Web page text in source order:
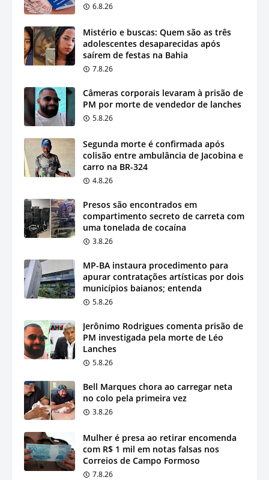
6.8.26
Mistério e buscas: Quem são as três
adolescentes desaparecidas após
saírem de festas na Bahia
7.8.26
Câmeras corporais levaram à prisão de
PM por morte de vendedor de lanches
5.8.26
Segunda morte é confirmada após
colisão entre ambulância de Jacobina e
carro na BR-324
4.8.26
Presos são encontrados em
compartimento secreto de carreta com
uma tonelada de cocaína
3.8.26
MP-BA instaura procedimento para
apurar contratações artísticas por dois
municípios baianos; entenda
5.8.26
Jerônimo Rodrigues comenta prisão de
PM investigada pela morte de Léo
Lanches
5.8.26
Bell Marques chora ao carregar neta
no colo pela primeira vez
3.8.26
Mulher é presa ao retirar encomenda
com R$ 1 mil em notas falsas nos
Correios de Campo Formoso
7.8.26